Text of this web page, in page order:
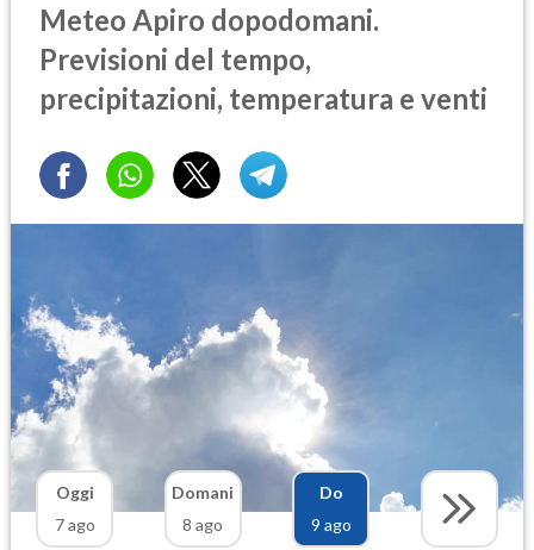
Meteo Apiro dopodomani.
Previsioni del tempo,
precipitazioni, temperatura e venti
Oggi
7 ago
Domani
8 ago
Do
9 ago